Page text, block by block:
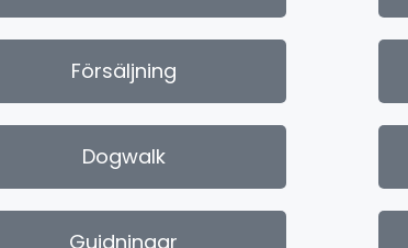
Försäljning
Dogwalk
Guidningar